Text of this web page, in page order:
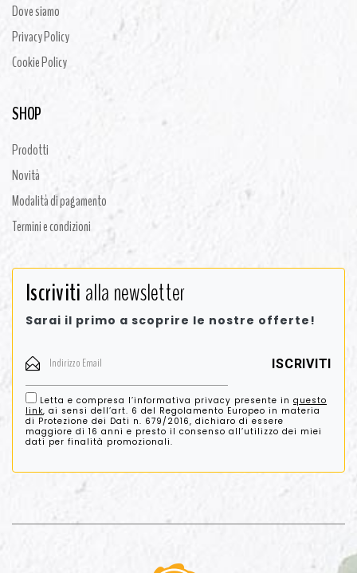
Dove siamo
Privacy Policy
Cookie Policy
SHOP
Prodotti
Novità
Modalità di pagamento
Termini e condizioni
Iscrivitialla newsletter
Sarai il primo a scoprire le nostre offerte!
Letta e compresa l’informativa privacy presente in questo
link, ai sensi dell’art. 6 del Regolamento Europeo in materia
di Protezione dei Dati n. 679/2016, dichiaro di essere
maggiore di 16 anni e presto il consenso all’utilizzo dei miei
dati per finalità promozionali.